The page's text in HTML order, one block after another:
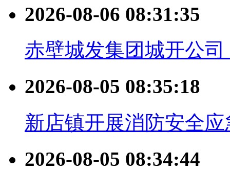
2026-08-06 08:31:35
赤壁城发集团城开公
2026-08-05 08:35:18
新店镇开展消防安全
2026-08-05 08:34:44